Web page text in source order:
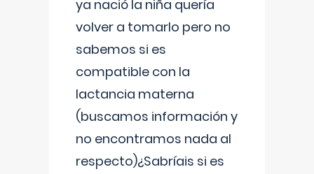
ya nació la niña quería
volver a tomarlo pero no
sabemos si es
compatible con la
lactancia materna
(buscamos información y
no encontramos nada al
respecto)¿Sabríais si es